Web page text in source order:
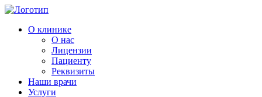
О клинике
О нас
Лицензии
Пациенту
Реквизиты
Наши врачи
Услуги